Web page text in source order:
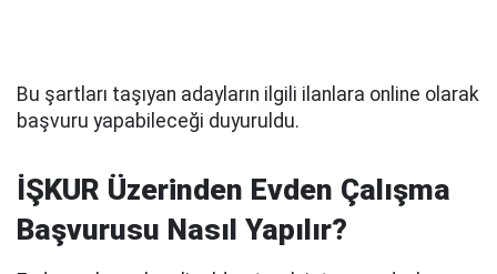
Bu şartları taşıyan adayların ilgili ilanlara online olarak
başvuru yapabileceği duyuruldu.
İŞKUR Üzerinden Evden Çalışma
Başvurusu Nasıl Yapılır?